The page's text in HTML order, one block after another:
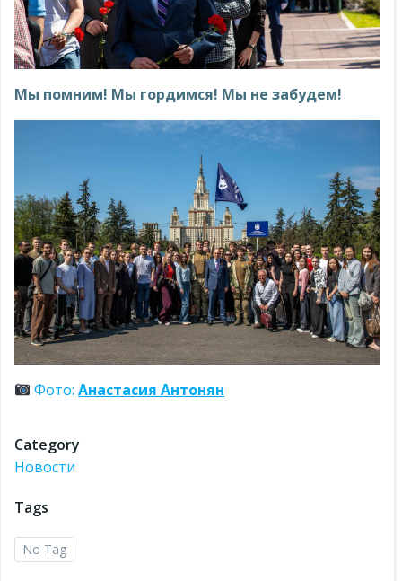
Мы помним! Мы гордимся! Мы не забудем!
Фото:Анастасия Антонян
Category
Новости
Tags
No Tag